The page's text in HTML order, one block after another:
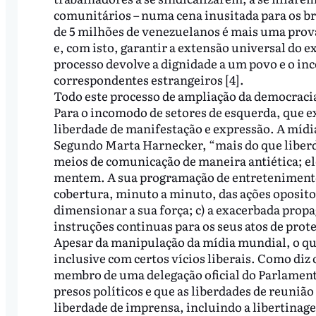
comunitários – numa cena inusitada para os
de 5 milhões de venezuelanos é mais uma
e, com isto, garantir a extensão universal do
processo devolve a dignidade a um povo e o
correspondentes estrangeiros [4].
Todo este processo de ampliação da
Para o incomodo de setores de esquerda,
liberdade de manifestação e expressão. A
Segundo Marta Harnecker, “mais do que
meios de comunicação de maneira antiética;
mentem. A sua programação de
cobertura, minuto a minuto, das ações
dimensionar a sua força; c) a exacerbada
instruções continuas para os seus atos de
Apesar da manipulação da mídia mundial, o
inclusive com certos vícios liberais. Como
membro de uma delegação oficial do
presos políticos e que as liberdades de
liberdade de imprensa, incluindo a